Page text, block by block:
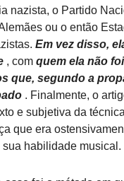
nazista, o Partido
ou o então
Em vez disso,
, com quem ela não
que, segundo a
. Finalmente, o
e subjetiva da
que era
habilidade musical.